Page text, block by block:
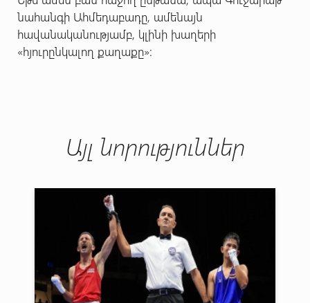
նահանգի Ահմեդաբադը, ամենայն
հավանականությամբ, կլինի խաղերի
«հյուրընկալող քաղաքը»:
Այլ նորություններ